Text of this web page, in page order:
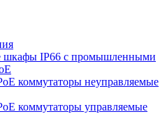
шкафы IP66 c промышленными
коммутаторы неуправляемые
коммутаторы управляемые